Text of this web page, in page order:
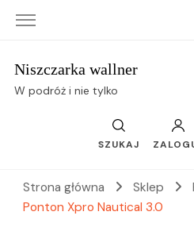
Niszczarka wallner
W podróż i nie tylko
SZUKAJ
Strona główna Sklep
Ponton Xpro Nautical 3.0